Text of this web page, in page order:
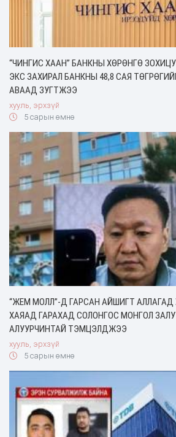
“ЧИНГИС ХААН” БАНКНЫ ХӨРӨНГӨ
ЭКС ЗАХИРАЛ БАНКНЫ 48,8 САЯ
АВААД ЗУГТЖЭЭ
хууль, эрхзүй
5 сарын өмнө
“ЖЕМ МОЛЛ”-Д ГАРСАН АЙШИГТ АЛЛАГАД
ХАЯАД ГАРАХАД СОЛОНГОС МОНГОЛ
АЛУУРЧИНТАЙ ТЭМЦЭЛДЖЭЭ
хууль, эрхзүй
5 сарын өмнө